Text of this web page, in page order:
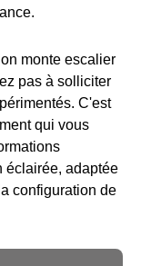
monte escalier
pas à solliciter
C'est
qui vous
éclairée, adaptée
configuration de